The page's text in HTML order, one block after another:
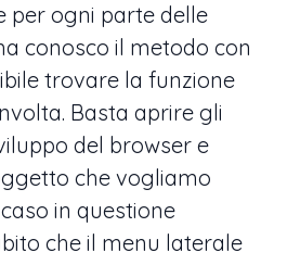
per ogni parte delle
conosco il metodo con
trovare la funzione
Basta aprire gli
del browser e
che vogliamo
in questione
che il menu laterale